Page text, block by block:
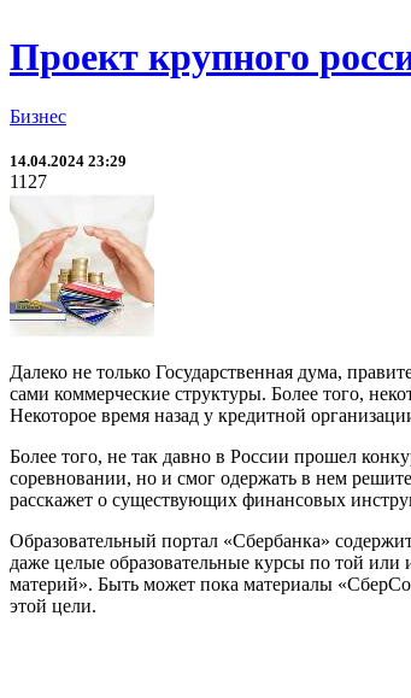
Проект крупного
Бизнес
14.04.2024 23:29
1127
Далеко не только Государственная дума,
сами коммерческие структуры. Более того,
Некоторое время назад у кредитной
Более того, не так давно в России прошел
соревновании, но и смог одержать в нем
расскажет о существующих финансовых
Образовательный портал «Сбербанка»
даже целые образовательные курсы по той
материй». Быть может пока материалы
этой цели.